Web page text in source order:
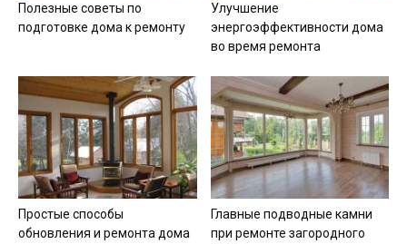
Полезные советы по
подготовке дома к ремонту
Улучшение
энергоэффективности дома
во время ремонта
Простые способы
обновления и ремонта дома
Главные подводные камни
при ремонте загородного